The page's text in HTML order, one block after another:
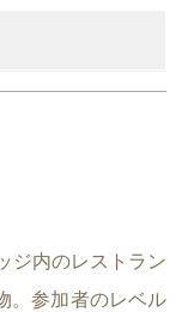
ジ内のレストラン
。参加者のレベル